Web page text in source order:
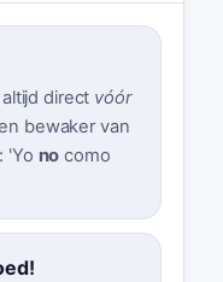
direct vóór
bewaker van
'Yo no como